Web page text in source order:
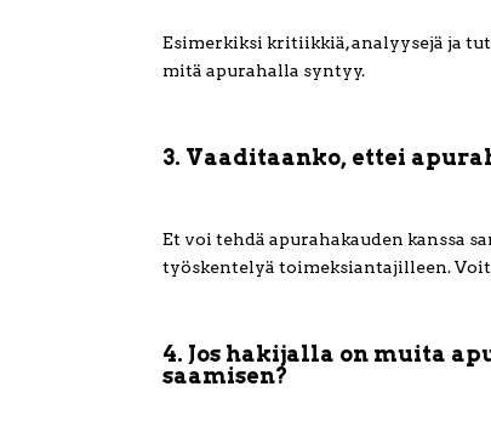
Esimerkiksi kritiikkiä, analyysejä ja
mitä apurahalla syntyy.
3. Vaaditaanko, ettei
Et voi tehdä apurahakauden kanssa
työskentelyä toimeksiantajilleen.
4. Jos hakijalla on muita
saamisen?